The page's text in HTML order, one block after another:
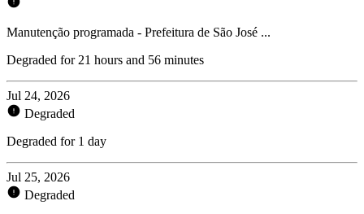
Manutenção programada - Prefeitura de São José ...
Degraded for 21 hours and 56 minutes
Jul 24, 2026
Degraded
Degraded for 1 day
Jul 25, 2026
Degraded